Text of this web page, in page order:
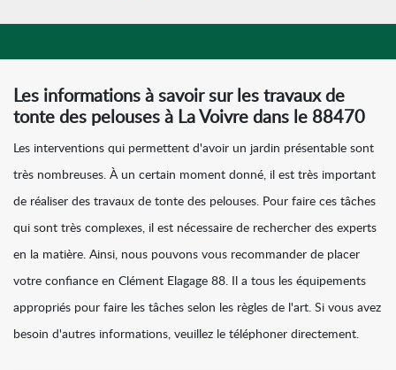
Les informations à savoir sur les travaux de
tonte des pelouses à La Voivre dans le 88470
Les interventions qui permettent d'avoir un jardin présentable sont
très nombreuses. À un certain moment donné, il est très important
de réaliser des travaux de tonte des pelouses. Pour faire ces tâches
qui sont très complexes, il est nécessaire de rechercher des experts
en la matière. Ainsi, nous pouvons vous recommander de placer
votre confiance en Clément Elagage 88. Il a tous les équipements
appropriés pour faire les tâches selon les règles de l'art. Si vous avez
besoin d'autres informations, veuillez le téléphoner directement.